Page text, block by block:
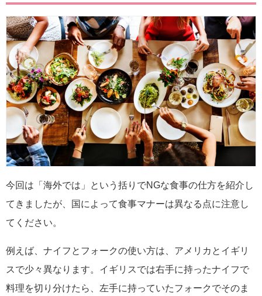
今回は「海外では」という括りでNGな食事の仕方を紹介し
てきましたが、国によって食事マナーは異なる点に注意し
てください。
例えば、ナイフとフォークの使い方は、アメリカとイギリ
スで少々異なります。イギリスでは右手に持ったナイフで
料理を切り分けたら、左手に持っていたフォークでそのま